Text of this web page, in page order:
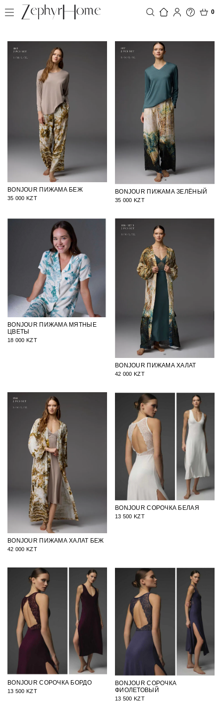
0
BONJOUR ПИЖАМА БЕЖ
35 000 KZT
BONJOUR ПИЖАМА ЗЕЛЁНЫЙ
35 000 KZT
BONJOUR ПИЖАМА МЯТНЫЕ
ЦВЕТЫ
18 000 KZT
BONJOUR ПИЖАМА ХАЛАТ
42 000 KZT
BONJOUR ПИЖАМА ХАЛАТ БЕЖ
42 000 KZT
BONJOUR СОРОЧКА БЕЛАЯ
13 500 KZT
BONJOUR СОРОЧКА БОРДО
13 500 KZT
BONJOUR СОРОЧКА
ФИОЛЕТОВЫЙ
13 500 KZT